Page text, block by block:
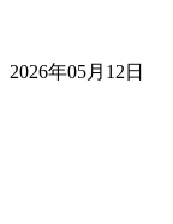
2026年05月12日